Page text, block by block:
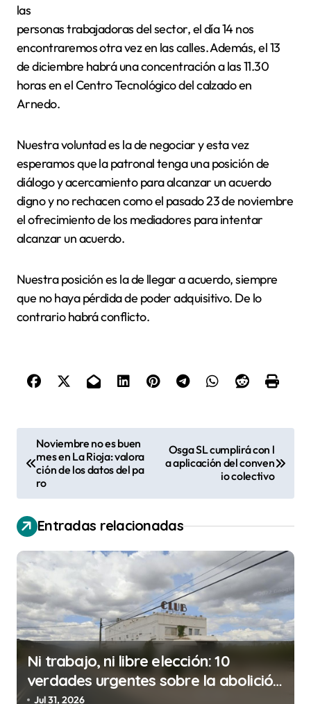
las
personas trabajadoras del sector, el día 14 nos
encontraremos otra vez en las calles. Además, el 13
de diciembre habrá una concentración a las 11.30
horas en el Centro Tecnológico del calzado en
Arnedo.
Nuestra voluntad es la de negociar y esta vez
esperamos que la patronal tenga una posición de
diálogo y acercamiento para alcanzar un acuerdo
digno y no rechacen como el pasado 23 de noviembre
el ofrecimiento de los mediadores para intentar
alcanzar un acuerdo.
Nuestra posición es la de llegar a acuerdo, siempre
que no haya pérdida de poder adquisitivo. De lo
contrario habrá conflicto.
a
g
a
c
i
ó
n
d
e
Noviembre no es buen
mes en La Rioja: valora
ción de los datos del pa
ro
Osga SL cumplirá con l
a aplicación del conven
io colectivo
Entradas relacionadas
Ni trabajo, ni libre elección: 10
verdades urgentes sobre la abolición
de la prostitución
Jul 31, 2026